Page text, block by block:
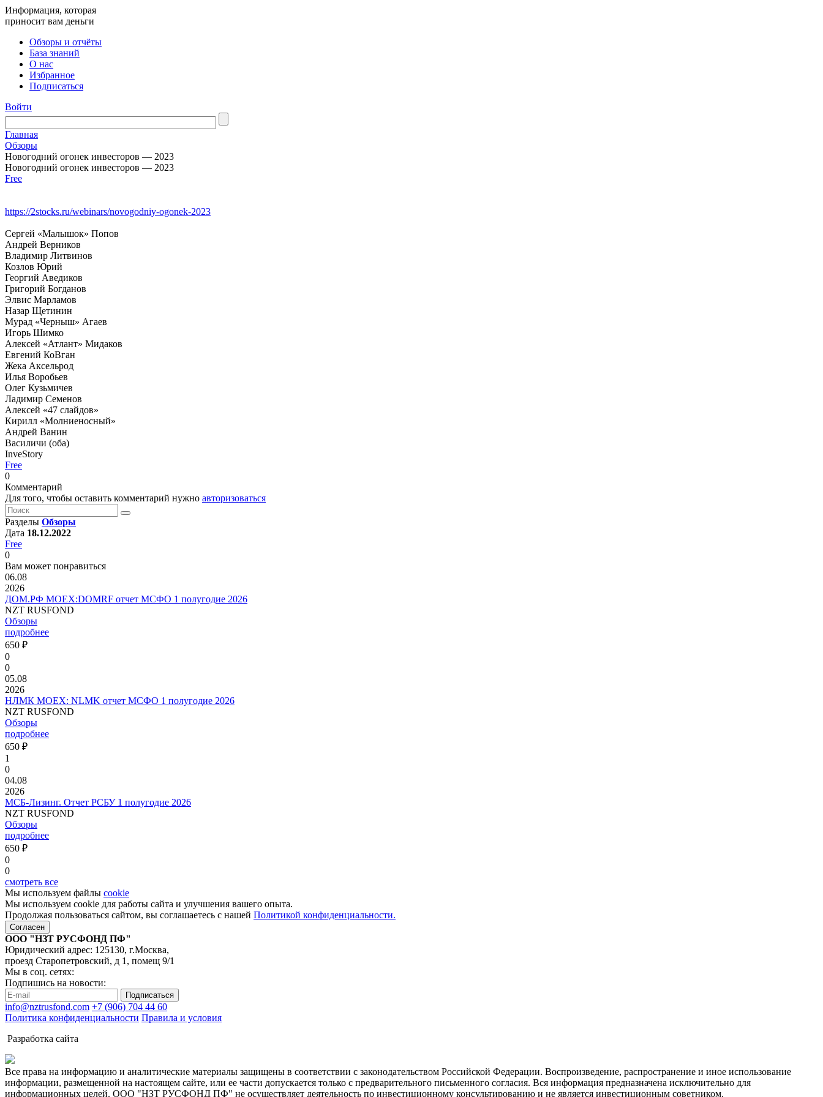
Информация, которая
приносит вам деньги
Обзоры и отчёты
База знаний
О нас
Избранное
Подписаться
Войти
Главная
Обзоры
Новогодний огонек инвесторов — 2023
Новогодний огонек инвесторов — 2023
Free
https://2stocks.ru/webinars/novogodniy-ogonek-2023
Сергей «Малышок» Попов
Андрей Верников
Владимир Литвинов
Козлов Юрий
Георгий Аведиков
Григорий Богданов
Элвис Марламов
Назар Щетинин
Мурад «Черныш» Агаев
Игорь Шимко
Алексей «Атлант» Мидаков
Евгений КоВган
Жека Аксельрод
Илья Воробьев
Олег Кузьмичев
Ладимир Семенов
Алексей «47 слайдов»
Кирилл «Молниеносный»
Андрей Ванин
Василичи (оба)
InveStory
Free
0
Комментарий
Для того, чтобы оставить комментарий нужно авторизоваться
Разделы Обзоры
Дата 18.12.2022
Free
0
Вам может понравиться
06.08
2026
ДОМ.РФ MOEX:DOMRF отчет МСФО 1 полугодие 2026
NZT RUSFOND
Обзоры
подробнее
650 ₽
0
0
05.08
2026
НЛМК MOEX: NLMK отчет МСФО 1 полугодие 2026
NZT RUSFOND
Обзоры
подробнее
650 ₽
1
0
04.08
2026
МСБ-Лизинг. Отчет РСБУ 1 полугодие 2026
NZT RUSFOND
Обзоры
подробнее
650 ₽
0
0
смотреть все
Мы используем файлы cookie
Мы используем cookie для работы сайта и улучшения вашего опыта.
Продолжая пользоваться сайтом, вы соглашаетесь с нашей Политикой конфиденциальности.
Согласен
ООО "НЗТ РУСФОНД ПФ"
Юридический адрес: 125130, г.Москва,
проезд Старопетровский, д 1, помещ 9/1
Мы в соц. сетях:
Подпишись на новости:
Подписаться
info@nztrusfond.com +7 (906) 704 44 60
Политика конфиденциальности Правила и условия
Разработка сайта
Все права на информацию и аналитические материалы защищены в соответствии с законодательством Российской Федерации. Воспроизведение, распространение и иное использование
информации, размещенной на настоящем сайте, или ее части допускается только с предварительного письменного согласия. Вся информация предназначена исключительно для
информационных целей. ООО "НЗТ РУСФОНД ПФ" не осуществляет деятельность по инвестиционному консультированию и не является инвестиционным советником.